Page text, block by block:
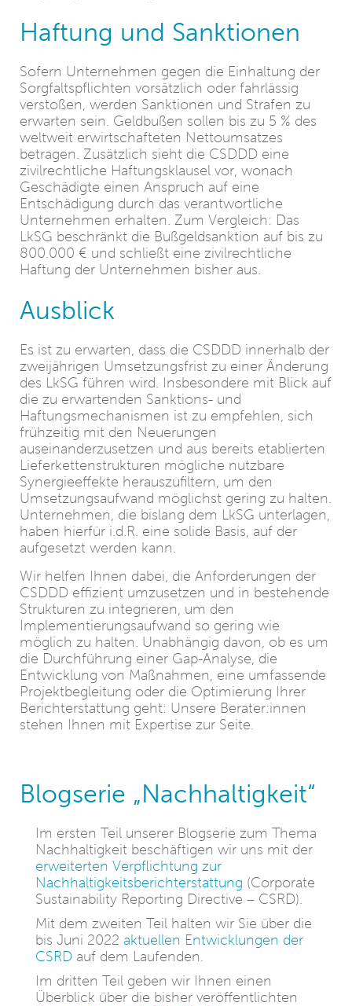
Haftung und Sanktionen
Sofern Unternehmen gegen die Einhaltung der
Sorgfaltspflichten vorsätzlich oder fahrlässig
verstoßen, werden Sanktionen und Strafen zu
erwarten sein. Geldbußen sollen bis zu 5 % des
weltweit erwirtschafteten Nettoumsatzes
betragen. Zusätzlich sieht die CSDDD eine
zivilrechtliche Haftungsklausel vor, wonach
Geschädigte einen Anspruch auf eine
Entschädigung durch das verantwortliche
Unternehmen erhalten. Zum Vergleich: Das
LkSG beschränkt die Bußgeldsanktion auf bis zu
800.000 € und schließt eine zivilrechtliche
Haftung der Unternehmen bisher aus.
Ausblick
Es ist zu erwarten, dass die CSDDD innerhalb der
zweijährigen Umsetzungsfrist zu einer Änderung
des LkSG führen wird. Insbesondere mit Blick auf
die zu erwartenden Sanktions- und
Haftungsmechanismen ist zu empfehlen, sich
frühzeitig mit den Neuerungen
auseinanderzusetzen und aus bereits etablierten
Lieferkettenstrukturen mögliche nutzbare
Synergieeffekte herauszufiltern, um den
Umsetzungsaufwand möglichst gering zu halten.
Unternehmen, die bislang dem LkSG unterlagen,
haben hierfür i.d.R. eine solide Basis, auf der
aufgesetzt werden kann.
Wir helfen Ihnen dabei, die Anforderungen der
CSDDD effizient umzusetzen und in bestehende
Strukturen zu integrieren, um den
Implementierungsaufwand so gering wie
möglich zu halten. Unabhängig davon, ob es um
die Durchführung einer Gap-Analyse, die
Entwicklung von Maßnahmen, eine umfassende
Projektbegleitung oder die Optimierung Ihrer
Berichterstattung geht: Unsere Berater:innen
stehen Ihnen mit Expertise zur Seite.
Blogserie „Nachhaltigkeit“
Im ersten Teil unserer Blogserie zum Thema
Nachhaltigkeit beschäftigen wir uns mit der
erweiterten Verpflichtung zur
Nachhaltigkeitsberichterstattung (Corporate
Sustainability Reporting Directive – CSRD).
Mit dem zweiten Teil halten wir Sie über die
bis Juni 2022 aktuellen Entwicklungen der
CSRD auf dem Laufenden.
Im dritten Teil geben wir Ihnen einen
Überblick über die bisher veröffentlichten